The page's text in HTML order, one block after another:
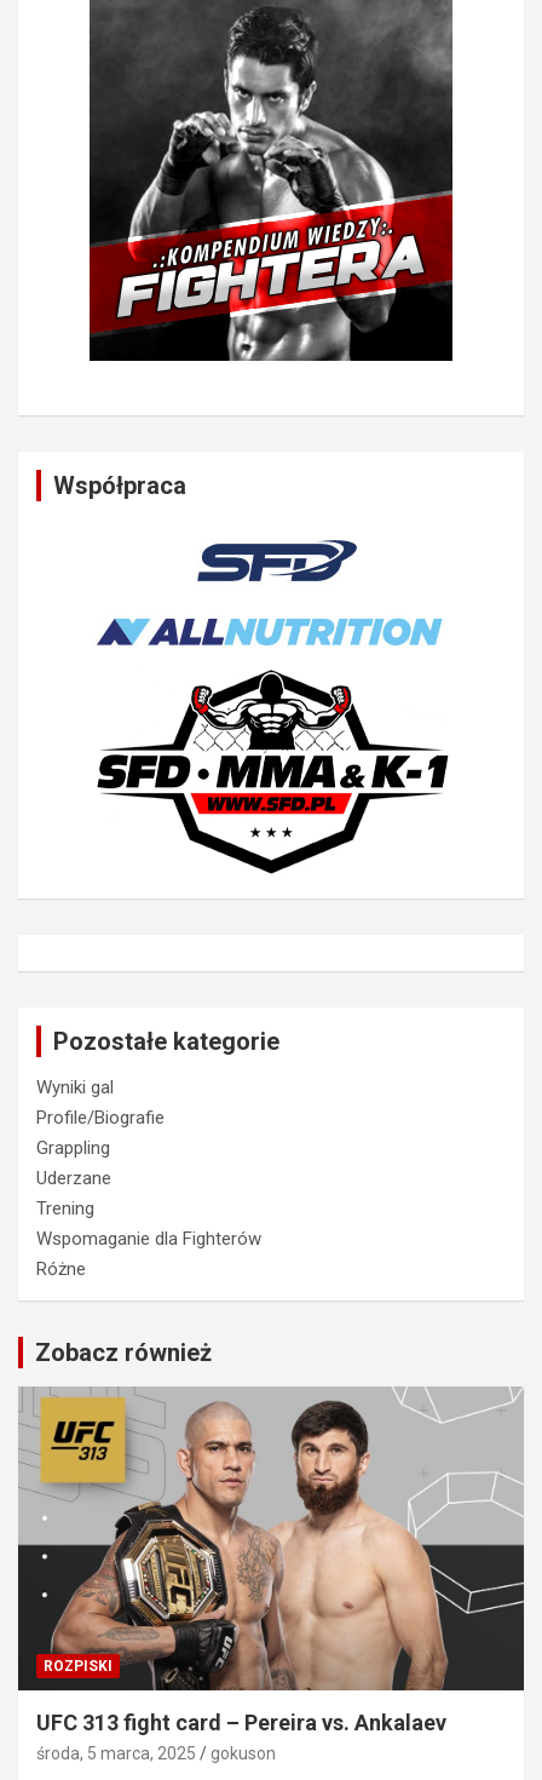
Współpraca
Pozostałe kategorie
Wyniki gal
Profile/Biografie
Grappling
Uderzane
Trening
Wspomaganie dla Fighterów
Różne
Zobacz również
ROZPISKI
UFC 313 fight card – Pereira vs. Ankalaev
środa, 5 marca, 2025 gokuson